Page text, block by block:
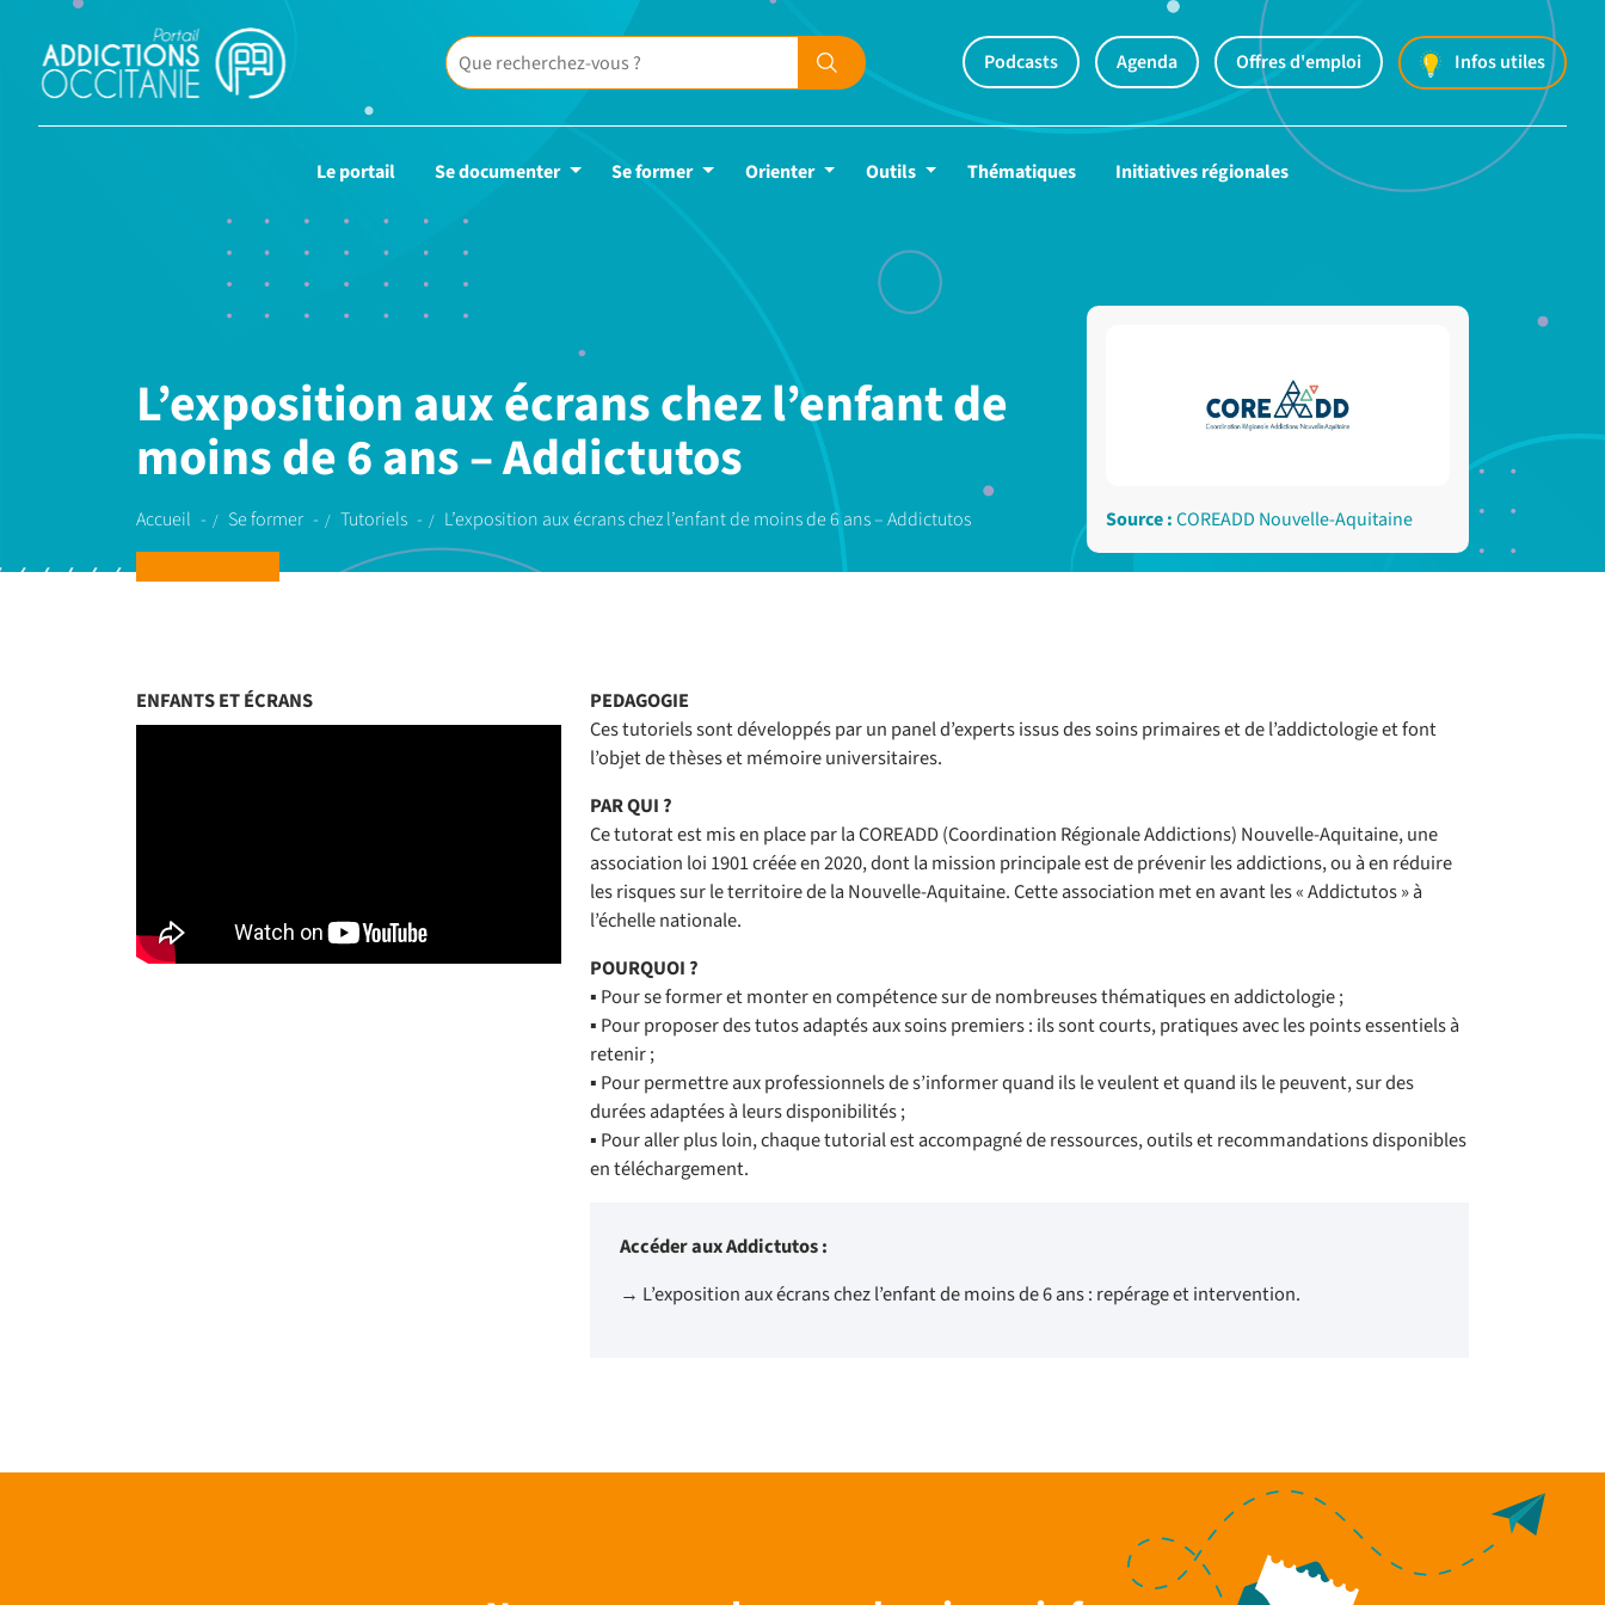
Podcasts Agenda Offres d'emploi Infos utiles
Le portail Se documenter Se former Orienter Outils Thématiques Initiatives régionales
L’exposition aux écrans chez l’enfant de
moins de 6 ans – Addictutos
Accueil Se former Tutoriels L’exposition aux écrans chez l’enfant de moins de 6 ans – Addictutos Source :COREADD Nouvelle-Aquitaine
ENFANTS ET ÉCRANS
PEDAGOGIE
Ces tutoriels sont développés par un panel d’experts issus des soins primaires et de l’addictologie et font
l’objet de thèses et mémoire universitaires.
PAR QUI ?
Ce tutorat est mis en place par la COREADD (Coordination Régionale Addictions) Nouvelle-Aquitaine, une
association loi 1901 créée en 2020, dont la mission principale est de prévenir les addictions, ou à en réduire
les risques sur le territoire de la Nouvelle-Aquitaine. Cette association met en avant les « Addictutos » à
l’échelle nationale.
POURQUOI ?
▪ Pour se former et monter en compétence sur de nombreuses thématiques en addictologie ;
▪ Pour proposer des tutos adaptés aux soins premiers : ils sont courts, pratiques avec les points essentiels à
retenir ;
▪ Pour permettre aux professionnels de s’informer quand ils le veulent et quand ils le peuvent, sur des
durées adaptées à leurs disponibilités ;
▪ Pour aller plus loin, chaque tutorial est accompagné de ressources, outils et recommandations disponibles
en téléchargement.
Accéder aux Addictutos :
→ L’exposition aux écrans chez l’enfant de moins de 6 ans : repérage et intervention.